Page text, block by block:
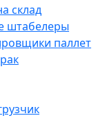
склад
штабелеры
паллет